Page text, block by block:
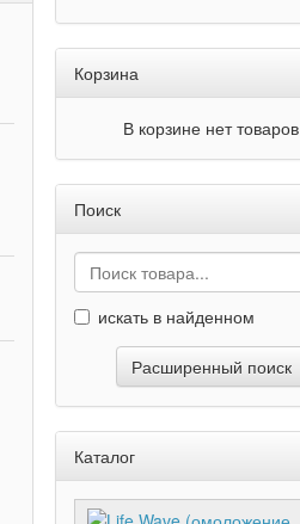
Корзина
В корзине нет товаров
Поиск
искать в найденном
Расширенный поиск
Каталог